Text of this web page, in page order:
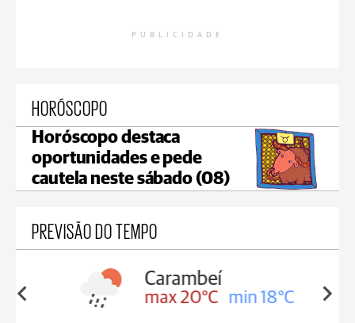
PUBLICIDADE
HORÓSCOPO
Horóscopo destaca
oportunidades e pede
cautela neste sábado (08)
PREVISÃO DO TEMPO
18°C
Carambeí
max 20°C min 18°C